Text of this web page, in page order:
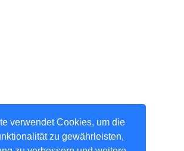
verwendet Cookies, um die
zu gewährleisten,